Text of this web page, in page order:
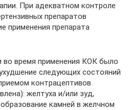
При адекватном контроле
препаратов
применения препарата
во время применения КОК было
следующих состояний
контрацептивов
желтуха и/или зуд,
камней в желчном